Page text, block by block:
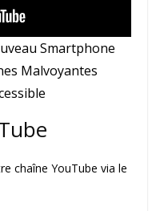
Smartphone
Malvoyantes
chaîne YouTube via le